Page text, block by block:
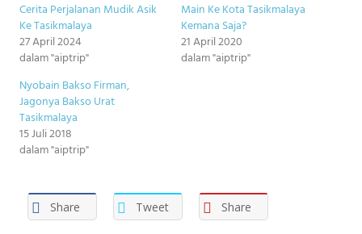
Cerita Perjalanan Mudik Asik
Ke Tasikmalaya
27 April 2024
dalam "aiptrip"
Main Ke Kota Tasikmalaya
Kemana Saja?
21 April 2020
dalam "aiptrip"
Nyobain Bakso Firman,
Jagonya Bakso Urat
Tasikmalaya
15 Juli 2018
dalam "aiptrip"
Share Tweet Share